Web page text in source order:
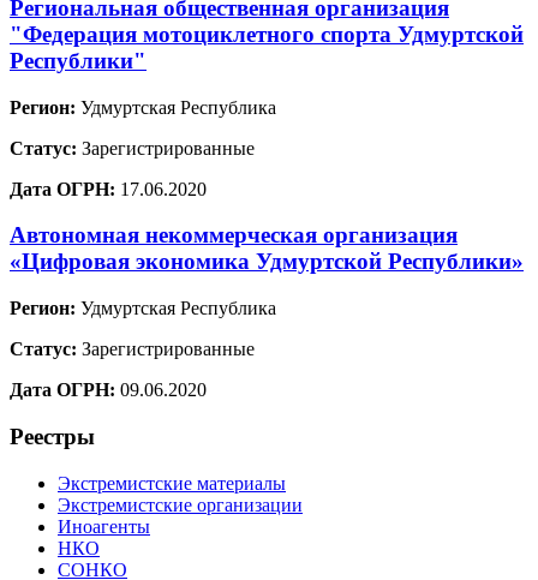
Региональная общественная организация
"Федерация мотоциклетного спорта Удмуртской
Республики"
Регион: Удмуртская Республика
Статус: Зарегистрированные
Дата ОГРН: 17.06.2020
Автономная некоммерческая организация
«Цифровая экономика Удмуртской Республики»
Регион: Удмуртская Республика
Статус: Зарегистрированные
Дата ОГРН: 09.06.2020
Реестры
Экстремистские материалы
Экстремистские организации
Иноагенты
НКО
СОНКО